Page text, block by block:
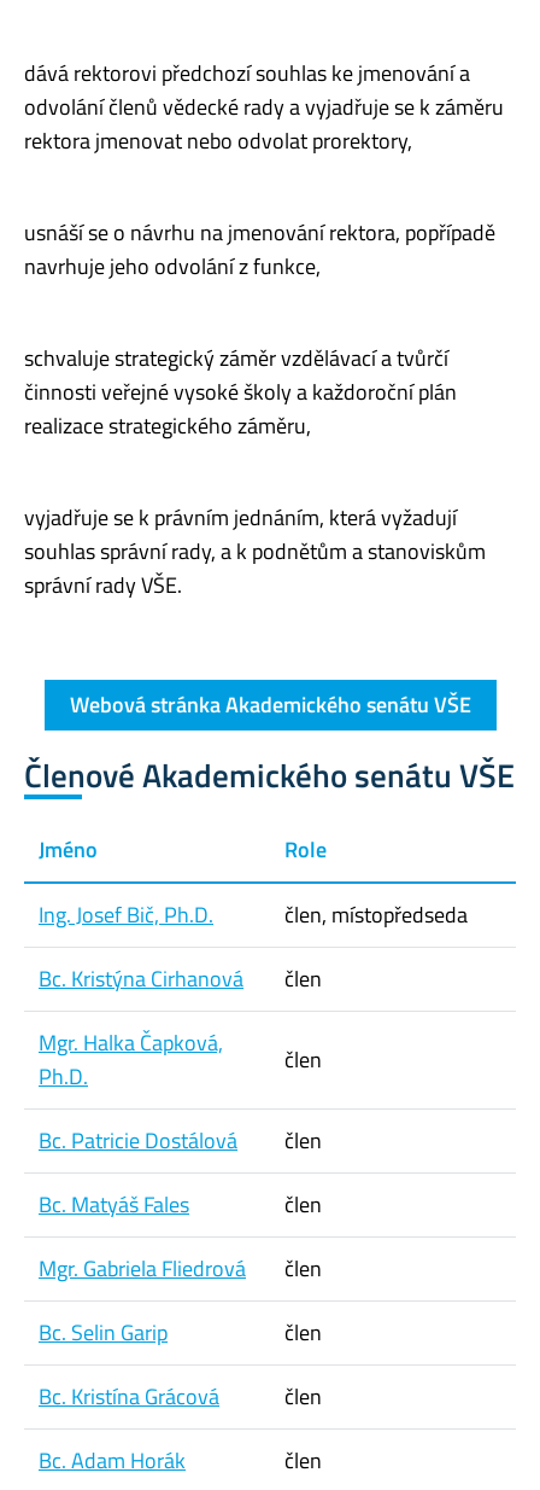
dává rektorovi předchozí souhlas ke jmenování a
odvolání členů vědecké rady a vyjadřuje se k záměru
rektora jmenovat nebo odvolat prorektory,
usnáší se o návrhu na jmenování rektora, popřípadě
navrhuje jeho odvolání z funkce,
schvaluje strategický záměr vzdělávací a tvůrčí
činnosti veřejné vysoké školy a každoroční plán
realizace strategického záměru,
vyjadřuje se k právním jednáním, která vyžadují
souhlas správní rady, a k podnětům a stanoviskům
správní rady VŠE.
Webová stránka Akademického senátu VŠE
Členové Akademického senátu VŠE
Jméno
Role
Ing. Josef Bič, Ph.D.
člen, místopředseda
Bc. Kristýna Cirhanová
člen
Mgr. Halka Čapková,
Ph.D.
člen
Bc. Patricie Dostálová
člen
Bc. Matyáš Fales
člen
Mgr. Gabriela Fliedrová
člen
Bc. Selin Garip
člen
Bc. Kristína Grácová
člen
Bc. Adam Horák
člen